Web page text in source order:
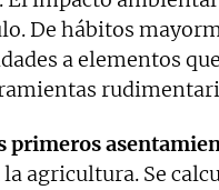
De hábitos
a elementos que
primeros
agricultura. Se